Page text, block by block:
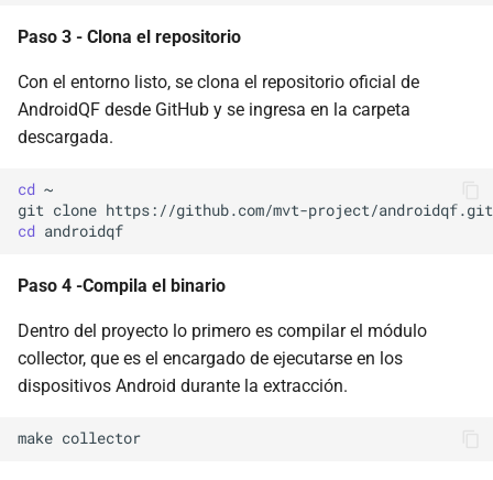
Paso 3 - Clona el repositorio
Con el entorno listo, se clona el repositorio oficial de
AndroidQF desde GitHub y se ingresa en la carpeta
descargada.
cd ~
git clone
cd
Paso 4 -Compila el binario
Dentro del proyecto lo primero es compilar el módulo
collector, que es el encargado de ejecutarse en los
dispositivos Android durante la extracción.
make